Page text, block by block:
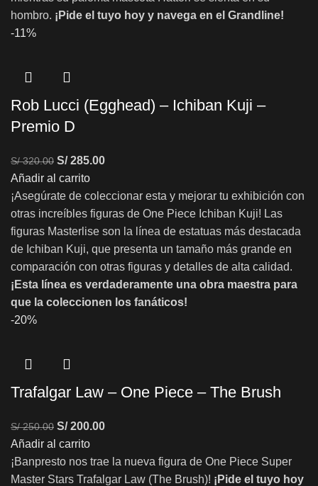
hombro. ¡Pide el tuyo hoy y navega en el Grandline!
-11%
Rob Lucci (Egghead) – Ichiban Kuji –
Premio D
S/320.00 S/285.00
Añadir al carrito
¡Asegúrate de coleccionar esta y mejorar tu exhibición con
otras increíbles figuras de One Piece Ichiban Kuji! Las
figuras Masterlise son la línea de estatuas más destacada
de Ichiban Kuji, que presenta un tamaño más grande en
comparación con otras figuras y detalles de alta calidad.
¡Esta línea es verdaderamente una obra maestra para
que la coleccionen los fanáticos!
-20%
Trafalgar Law – One Piece – The Brush
S/250.00 S/200.00
Añadir al carrito
¡Banpresto nos trae la nueva figura de One Piece Super
Master Stars Trafalgar Law (The Brush)! ¡Pide el tuyo hoy